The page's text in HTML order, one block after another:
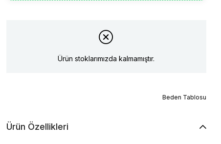
Ürün stoklarımızda kalmamıştır.
Beden Tablosu
Ürün Özellikleri